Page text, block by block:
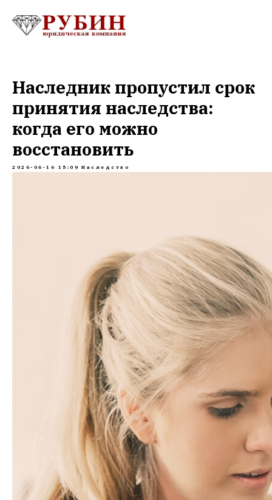
Наследник пропустил срок
принятия наследства:
когда его можно
восстановить
2026-06-16 15:09 Наследство